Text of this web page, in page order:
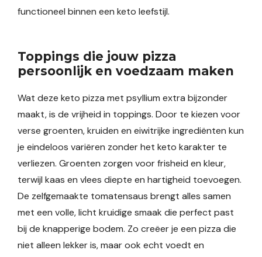
functioneel binnen een keto leefstijl.
Toppings die jouw pizza
persoonlijk en voedzaam maken
Wat deze keto pizza met psyllium extra bijzonder
maakt, is de vrijheid in toppings. Door te kiezen voor
verse groenten, kruiden en eiwitrijke ingrediënten kun
je eindeloos variëren zonder het keto karakter te
verliezen. Groenten zorgen voor frisheid en kleur,
terwijl kaas en vlees diepte en hartigheid toevoegen.
De zelfgemaakte tomatensaus brengt alles samen
met een volle, licht kruidige smaak die perfect past
bij de knapperige bodem. Zo creëer je een pizza die
niet alleen lekker is, maar ook echt voedt en